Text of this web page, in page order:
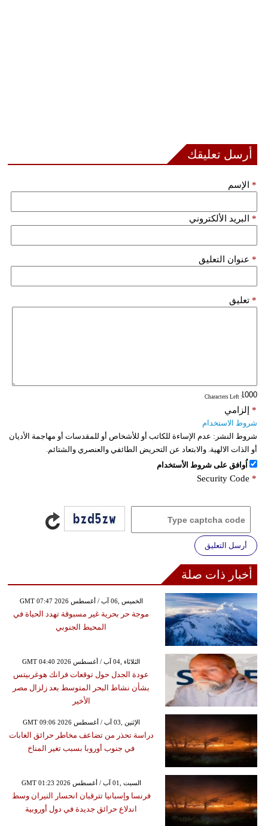
أرسل تعليقك
الإسم *
البريد الألكتروني *
عنوان التعليق *
تعليق *
: Characters Left
إلزامي *
شروط الاستخدام
شروط النشر: عدم الإساءة للكاتب أو للأشخاص أو للمقدسات أو مهاجمة الأديان
أو الذات الالهية. والابتعاد عن التحريض الطائفي والعنصري والشتائم.
اُوافق على شروط الأستخدام
Security Code *
أرسل التعليق
أخبار ذات صلة
GMT 07:47 2026 الخميس ,06 آب / أغسطس
موجة حر بحرية غير مسبوقة تهدد الحياة في
المحيط الجنوبي
GMT 04:40 2026 الثلاثاء ,04 آب / أغسطس
عودة الجدل حول توقعات فرانك هوغربيتس
بشأن نشاط البحر المتوسط بعد زلزال مصر
الأخير
GMT 09:06 2026 الإثنين ,03 آب / أغسطس
دراسة تحذر من تضاعف مخاطر حرائق الغابات
في جنوب أوروبا بسبب تغير المناخ
GMT 01:23 2026 السبت ,01 آب / أغسطس
فرنسا وإسبانيا تترقبان انحسار النيران وسط
اندلاع حرائق جديدة في دول أوروبية